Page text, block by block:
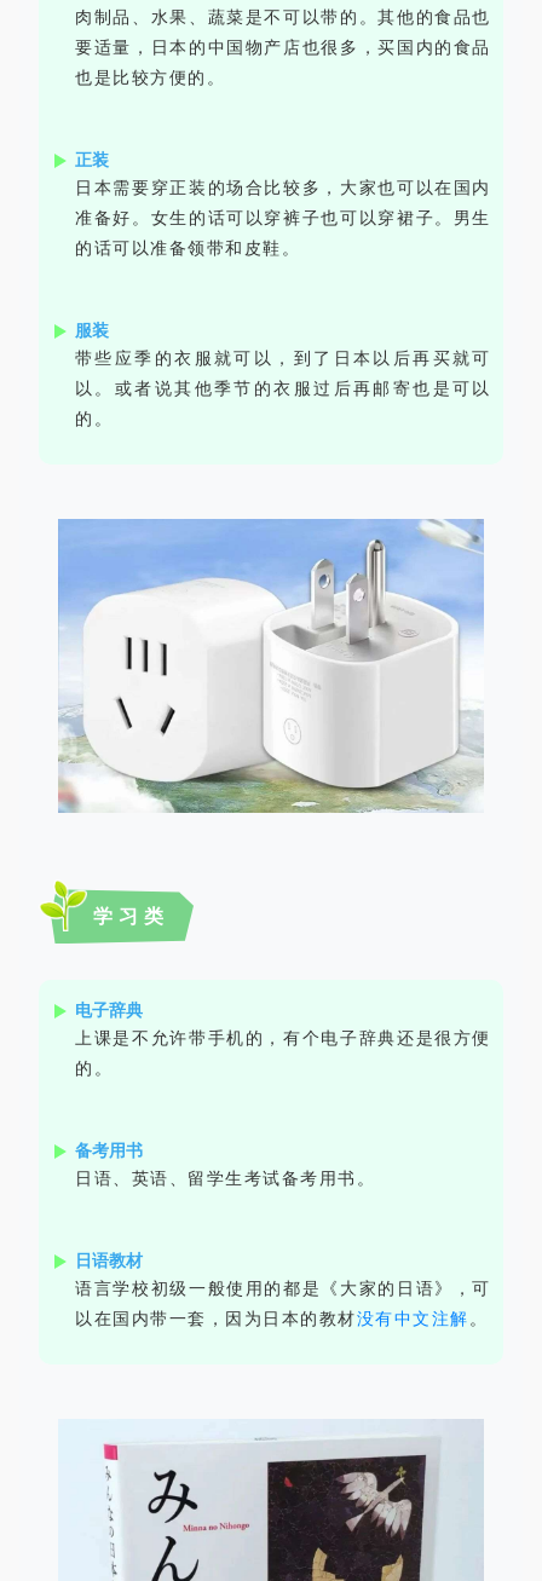
肉制品、水果、蔬菜是不可以带的。其他的食品也
要适量，日本的中国物产店也很多，买国内的食品
也是比较方便的。
正装
日本需要穿正装的场合比较多，大家也可以在国内
准备好。女生的话可以穿裤子也可以穿裙子。男生
的话可以准备领带和皮鞋。
服装
带些应季的衣服就可以，到了日本以后再买就可
以。或者说其他季节的衣服过后再邮寄也是可以
的。
学习类
电子辞典
上课是不允许带手机的，有个电子辞典还是很方便
的。
备考用书
日语、英语、留学生考试备考用书。
日语教材
语言学校初级一般使用的都是《大家的日语》，可
以在国内带一套，因为日本的教材没有中文注解。